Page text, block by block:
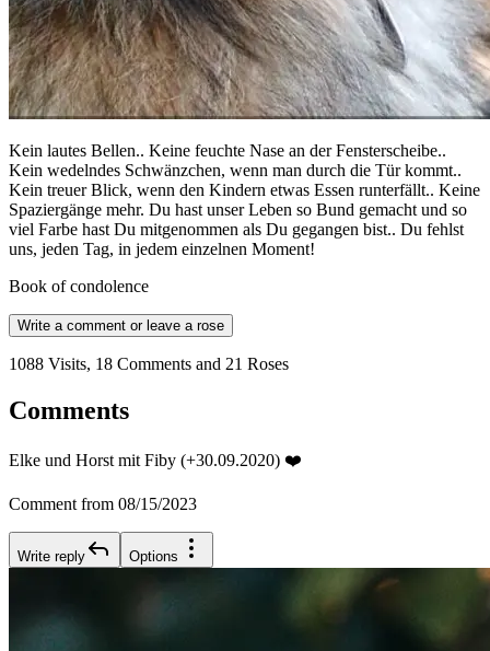
Kein lautes Bellen.. Keine feuchte Nase an der Fensterscheibe..
Kein wedelndes Schwänzchen, wenn man durch die Tür kommt..
Kein treuer Blick, wenn den Kindern etwas Essen runterfällt.. Keine
Spaziergänge mehr. Du hast unser Leben so Bund gemacht und so
viel Farbe hast Du mitgenommen als Du gegangen bist.. Du fehlst
uns, jeden Tag, in jedem einzelnen Moment!
Book of condolence
Write a comment or leave a rose
1088 Visits, 18 Comments and 21 Roses
Comments
Elke und Horst mit Fiby (+30.09.2020) ❤️
Comment from 08/15/2023
Write reply Options